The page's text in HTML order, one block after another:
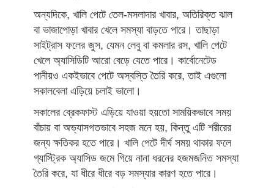
অন্যদিকে, খালি পেটে তেল-মসলাদার খাবার, অতিরিক্ত ঝাল
বা ভাজাপোড়া খাবার খেলে সমস্যা বাড়তে পারে। তাছাড়া
সাইট্রাস ফলের জুস, যেমন লেবু বা কমলার রস, খালি পেটে
খেলে অ্যাসিডিটি আরো বেড়ে যেতে পারে। কার্বোনেটেড
পানীয়ও একইভাবে পেটে অস্বস্তি তৈরি করে, তাই এগুলো
সকালবেলা এড়িয়ে চলাই ভালো।
সকালের ব্রেকফাস্ট এড়িয়ে যাওয়া হয়তো সাময়িকভাবে সময়
বাঁচায় বা অভ্যাসগতভাবে সহজ মনে হয়, কিন্তু এটি শরীরের
জন্য ক্ষতিকর হতে পারে। খালি পেটে দীর্ঘ সময় থাকার ফলে
গ্যাস্ট্রিক অ্যাসিড জমে গিয়ে নানা ধরনের হজমজনিত সমস্যা
তৈরি করে, যা ধীরে ধীরে বড় সমস্যার কারণ হতে পারে।